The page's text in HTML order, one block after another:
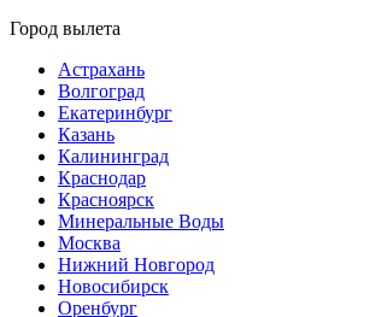
Город вылета
Астрахань
Волгоград
Екатеринбург
Казань
Калининград
Краснодар
Красноярск
Минеральные Воды
Москва
Нижний Новгород
Новосибирск
Оренбург